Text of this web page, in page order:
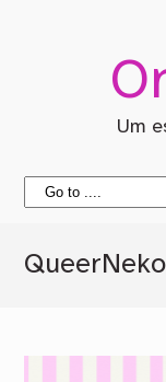
Um
QueerNeko